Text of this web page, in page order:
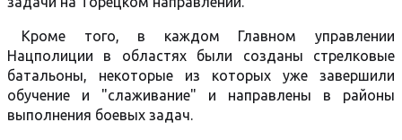
Кроме того, в каждом Главном управлении
Нацполиции в областях были созданы стрелковые
батальоны, некоторые из которых уже завершили
обучение и "слаживание" и направлены в районы
выполнения боевых задач.